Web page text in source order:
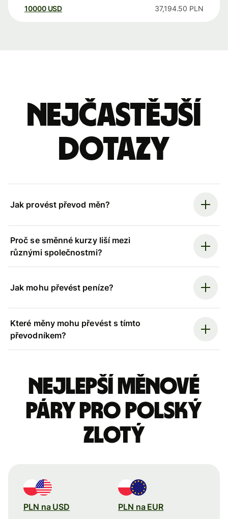
10000 USD 37,194.50 PLN
Nejčastější
dotazy
Jak provést převod měn?
Proč se směnné kurzy liší mezi
různými společnostmi?
Jak mohu převést peníze?
Které měny mohu převést s tímto
převodníkem?
Nejlepší měnové
páry pro polský
zlotý
PLN na USD PLN na EUR